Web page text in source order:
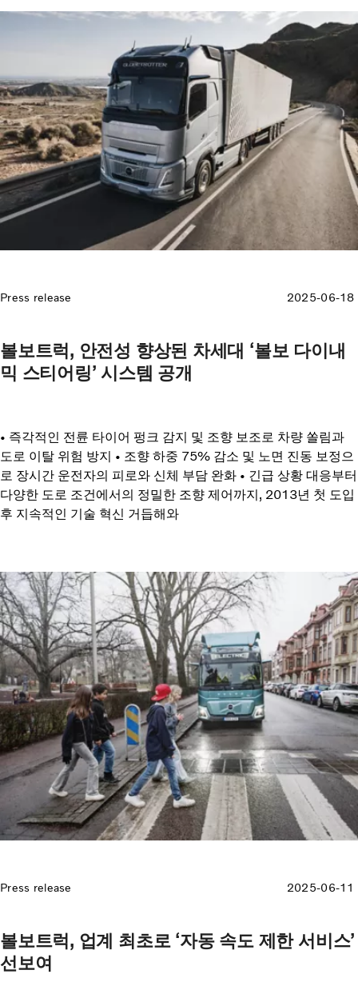
Press release 2025-06-18
볼보트럭, 안전성 향상된 차세대 ‘볼보 다이내
믹 스티어링’ 시스템 공개
• 즉각적인 전륜 타이어 펑크 감지 및 조향 보조로 차량 쏠림과
도로 이탈 위험 방지 • 조향 하중 75% 감소 및 노면 진동 보정으
로 장시간 운전자의 피로와 신체 부담 완화 • 긴급 상황 대응부터
다양한 도로 조건에서의 정밀한 조향 제어까지, 2013년 첫 도입
후 지속적인 기술 혁신 거듭해와
Press release 2025-06-11
볼보트럭, 업계 최초로 ‘자동 속도 제한 서비스’
선보여